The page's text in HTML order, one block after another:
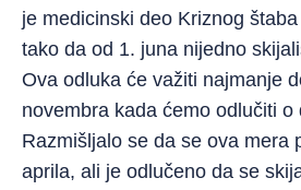
je medicinski deo Kriznog
tako da od 1. juna nijedno
Ova odluka će važiti najmanje
novembra kada ćemo odlučiti o
Razmišljalo se da se ova mera
aprila, ali je odlučeno da se